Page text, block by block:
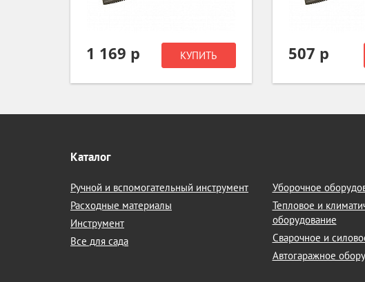
1 169 р КУПИТЬ 507 р
Каталог
Ручной и вспомогательный инструмент
Расходные материалы
Инструмент
Все для сада
Уборочное
Тепловое и
оборудование
Сварочное и
Автогаражное